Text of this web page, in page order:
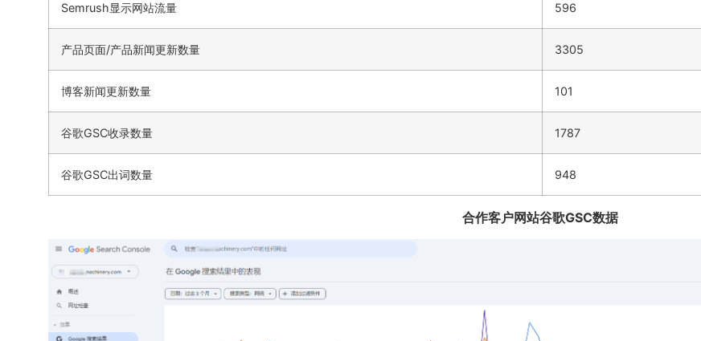
Semrush显示网站流量 596
产品页面/产品新闻更新数量 3305
博客新闻更新数量 101
谷歌GSC收录数量 1787
谷歌GSC出词数量 948
合作客户网站谷歌GSC数据